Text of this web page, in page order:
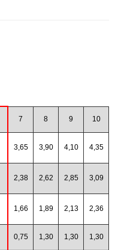
7 8 9 10
3,65 3,90 4,10 4,35
2,38 2,62 2,85 3,09
1,66 1,89 2,13 2,36
0,75 1,30 1,30 1,30